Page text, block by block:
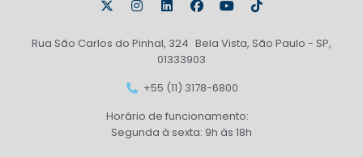
Rua São Carlos do Pinhal, 324 Bela Vista, São Paulo - SP,
01333903
+55 (11) 3178-6800
Horário de funcionamento:
Segunda à sexta: 9h às 18h